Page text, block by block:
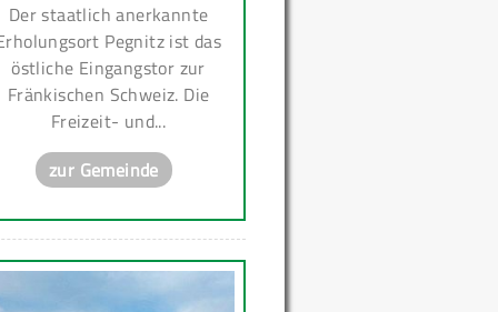
Der staatlich anerkannte
Pegnitz ist das
östliche Eingangstor zur
Fränkischen Schweiz. Die
Freizeit- und...
zur Gemeinde